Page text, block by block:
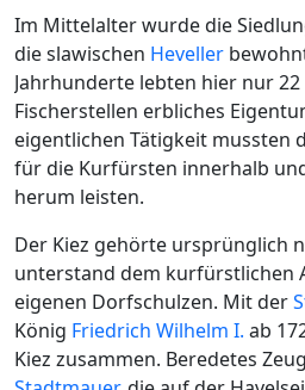
Im Mittelalter wurde die
die slawischen Heveller
Jahrhunderte lebten hier nur 22
Fischerstellen erbliches
eigentlichen Tätigkeit mussten
für die Kurfürsten innerhalb
herum leisten.
Der Kiez gehörte ursprünglich
unterstand dem kurfürstlichen
eigenen Dorfschulzen. Mit der
König Friedrich Wilhelm I. ab
Kiez zusammen. Beredetes